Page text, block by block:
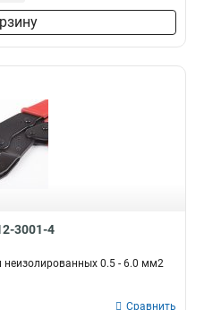
3001-4
0.5 - 6.0 мм2
Сравнить